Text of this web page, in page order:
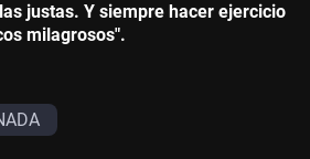
justas. Y siempre hacer ejercicio
milagrosos".